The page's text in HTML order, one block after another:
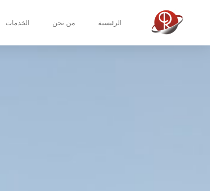
الرئيسية من نحن الخدمات